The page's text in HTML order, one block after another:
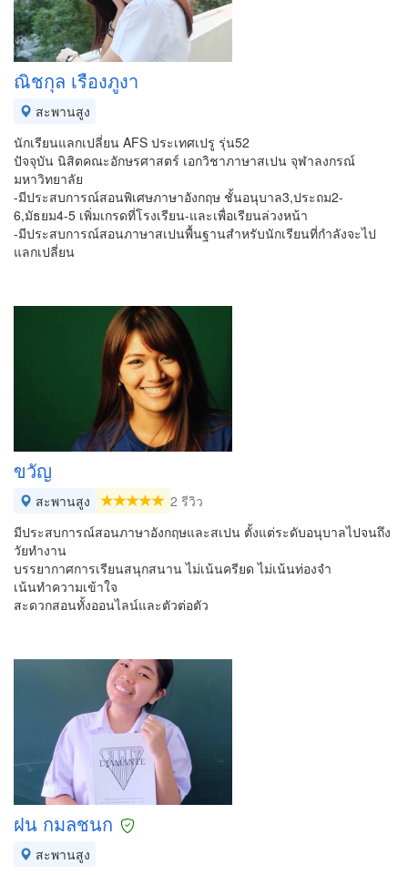
ณิชกุล เรืองภูงา
สะพานสูง
นักเรียนแลกเปลี่ยน AFS ประเทศเปรู รุ่น52
ปัจจุบัน นิสิตคณะอักษรศาสตร์ เอกวิชาภาษาสเปน จุฬาลงกรณ์
มหาวิทยาลัย
-มีประสบการณ์สอนพิเศษภาษาอังกฤษ ชั้นอนุบาล3,ประถม2-
6,มัธยม4-5 เพิ่มเกรดที่โรงเรียน-และเพื่อเรียนล่วงหน้า
-มีประสบการณ์สอนภาษาสเปนพื้นฐานสำหรับนักเรียนที่กำลังจะไป
แลกเปลี่ยน
ขวัญ
สะพานสูง
2 รีวิว
มีประสบการณ์สอนภาษาอังกฤษและสเปน ตั้งแต่ระดับอนุบาลไปจนถึง
วัยทำงาน
บรรยากาศการเรียนสนุกสนาน ไม่เน้นครียด ไม่เน้นท่องจำ
เน้นทำความเข้าใจ
สะดวกสอนทั้งออนไลน์​และตัวต่อตัว
ฝน กมลชนก
สะพานสูง